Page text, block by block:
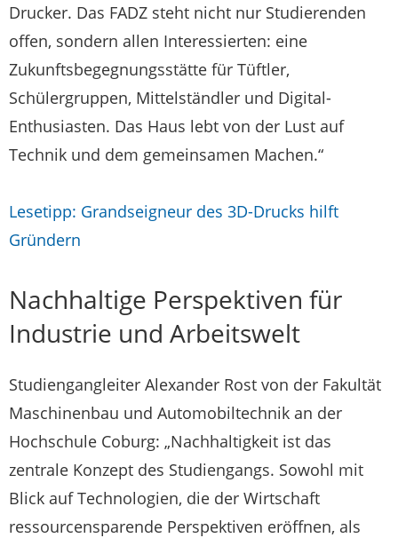
Drucker. Das FADZ steht nicht nur Studierenden
offen, sondern allen Interessierten: eine
Zukunftsbegegnungsstätte für Tüftler,
Schülergruppen, Mittelständler und Digital-
Enthusiasten. Das Haus lebt von der Lust auf
Technik und dem gemeinsamen Machen.“
Lesetipp: Grandseigneur des 3D-Drucks hilft
Gründern
Nachhaltige Perspektiven für
Industrie und Arbeitswelt
Studiengangleiter Alexander Rost von der Fakultät
Maschinenbau und Automobiltechnik an der
Hochschule Coburg: „Nachhaltigkeit ist das
zentrale Konzept des Studiengangs. Sowohl mit
Blick auf Technologien, die der Wirtschaft
ressourcensparende Perspektiven eröffnen, als